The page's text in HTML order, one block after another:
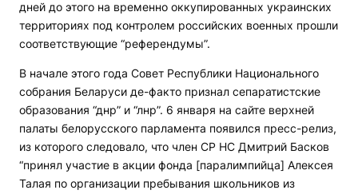
дней до этого на временно оккупированных украинских
территориях под контролем российских военных прошли
соответствующие “референдумы”.
В начале этого года Совет Республики Национального
собрания Беларуси де-факто признал сепаратистские
образования “днр” и “лнр”. 6 января на сайте верхней
палаты белорусского парламента появился пресс-релиз,
из которого следовало, что член СР НС Дмитрий Басков
“принял участие в акции фонда [паралимпийца] Алексея
Талая по организации пребывания школьников из